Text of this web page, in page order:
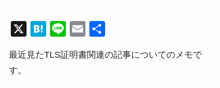
X
H
e
Li
e
E
ail
最近見たTLS証明書関連の記事についてのメモで
す。